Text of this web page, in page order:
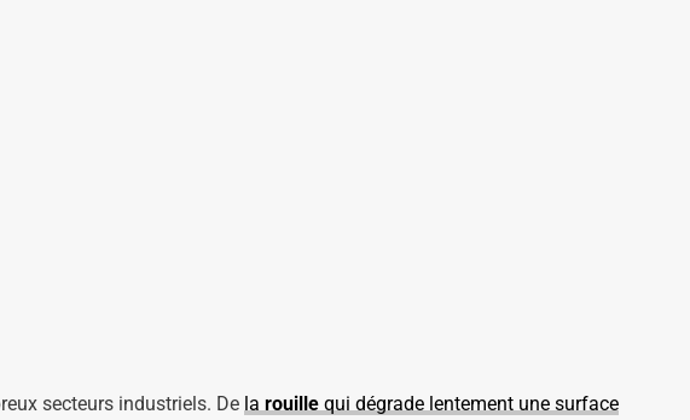
secteurs industriels. De la rouille qui dégrade lentement une surface